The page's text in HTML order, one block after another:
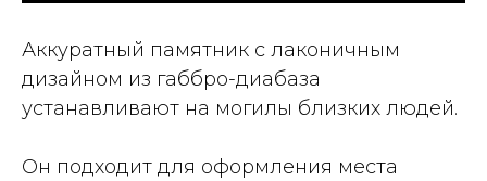
Аккуратный памятник с лаконичным
дизайном из габбро-диабаза
устанавливают на могилы близких людей.
Он подходит для оформления места